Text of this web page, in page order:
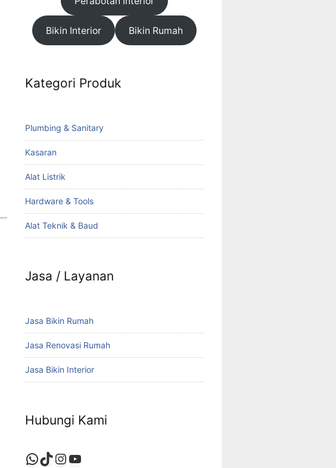
Bikin Interior Bikin Rumah
Kategori Produk
Plumbing & Sanitary
Kasaran
Alat Listrik
Hardware & Tools
Alat Teknik & Baud
Jasa / Layanan
Jasa Bikin Rumah
Jasa Renovasi Rumah
Jasa Bikin Interior
Hubungi Kami
WhatsApp
TikTok
Instagram
YouTube